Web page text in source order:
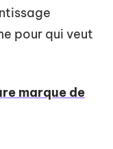
pour qui veut
marque de